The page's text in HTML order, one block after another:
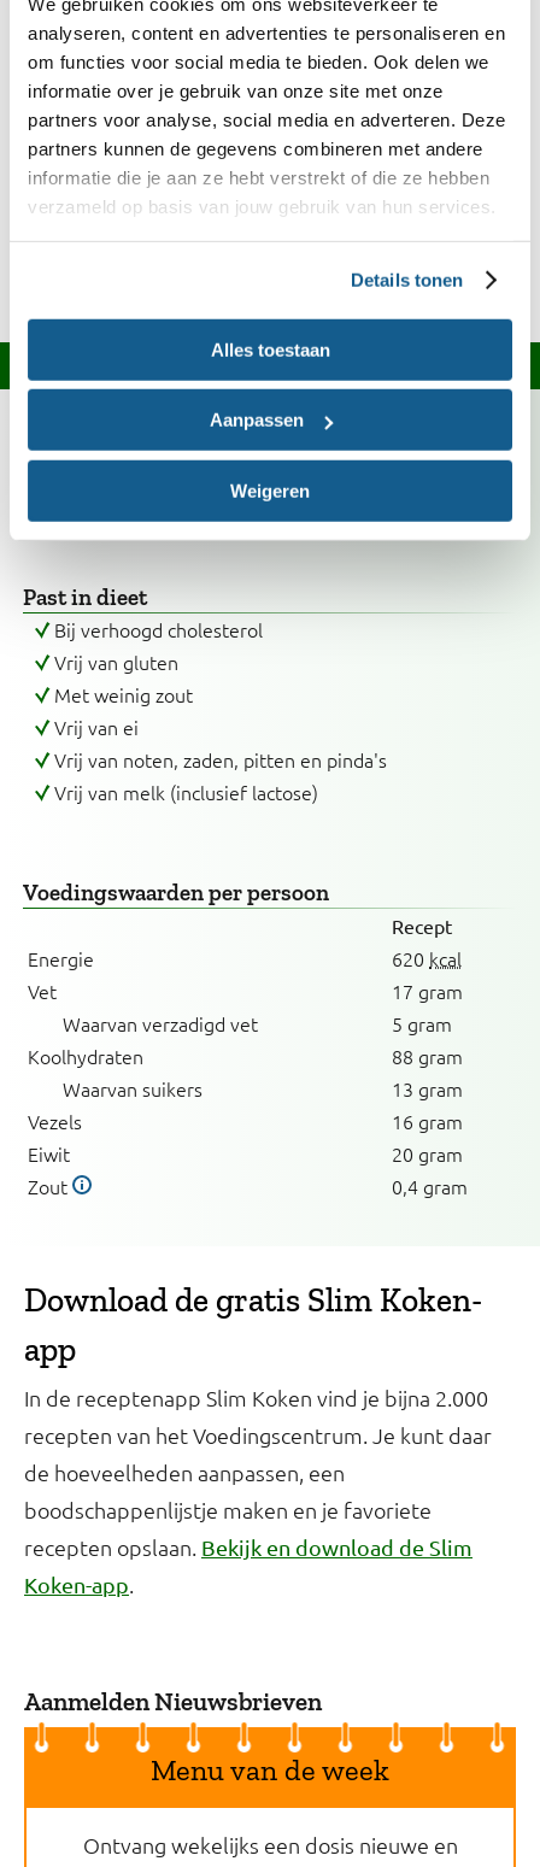
analyseren, content en advertenties te personaliseren en
om functies voor social media te bieden. Ook delen we
informatie over je gebruik van onze site met onze
partners voor analyse, social media en adverteren. Deze
partners kunnen de gegevens combineren met andere
informatie die je aan ze hebt verstrekt of die ze hebben
verzameld op basis van jouw gebruik van hun services.
Details tonen
Alles toestaan
Aanpassen
Weigeren
die je gebruikt vrij zijn van allergenen. Kijk daarom
altijd op het etiket of raadpleeg onzeKies Ik
Gezond?-app
Ingrediënten over?
Kijk op onze receptensitewelke recepten je ermee
Bloemkool is deze maand in Nederland in het
seizoen. Kies bij voorkeur voor groente met het
Biologisch, Demeter of EKO-NL 3 sterren
keurmerk.
Past in dieet
Bij verhoogd cholesterol
Vrij van gluten
Met weinig zout
Vrij van ei
Vrij van noten, zaden, pitten en pinda's
Vrij van melk (inclusief lactose)
Voedingswaardenper persoon
Recept
Energie 620 kcal
Vet
17 gram
Waarvan verzadigd vet
5 gram
Koolhydraten
88 gram
Waarvan suikers
13 gram
Vezels
16 gram
Eiwit
20 gram
Zout
0,4 gram
Download de gratis Slim Koken-
app
In de receptenapp Slim Koken vind je bijna 2.000
recepten van het Voedingscentrum. Je kunt daar
de hoeveelheden aanpassen, een
boodschappenlijstje maken en je favoriete
recepten opslaan. Bekijk en download de Slim
Koken-app.
Aanmelden Nieuwsbrieven
Menu van de week
Ontvang wekelijks een dosis nieuwe en